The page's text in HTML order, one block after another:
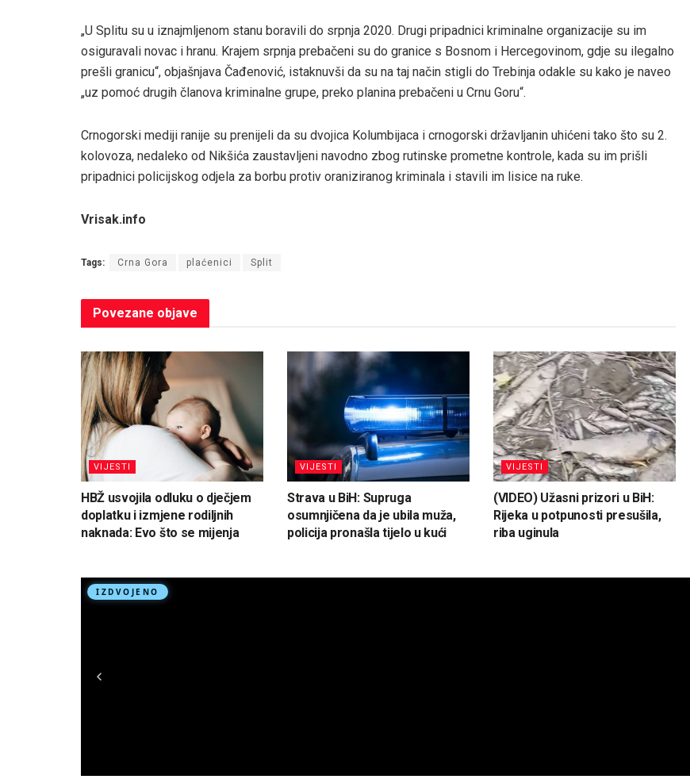
„U Splitu su u iznajmljenom stanu boravili do srpnja 2020. Drugi pripadnici kriminalne organizacije su im
osiguravali novac i hranu. Krajem srpnja prebačeni su do granice s Bosnom i Hercegovinom, gdje su ilegalno
prešli granicu“, objašnjava Čađenović, istaknuvši da su na taj način stigli do Trebinja odakle su kako je naveo
„uz pomoć drugih članova kriminalne grupe, preko planina prebačeni u Crnu Goru“.
Crnogorski mediji ranije su prenijeli da su dvojica Kolumbijaca i crnogorski državljanin uhićeni tako što su 2.
kolovoza, nedaleko od Nikšića zaustavljeni navodno zbog rutinske prometne kontrole, kada su im prišli
pripadnici policijskog odjela za borbu protiv oraniziranog kriminala i stavili im lisice na ruke.
Vrisak.info
Tags: Crna Gora plaćenici Split
Povezane objave
VIJESTI
HBŽ usvojila odluku o dječjem
doplatku i izmjene rodiljnih
naknada: Evo što se mijenja
VIJESTI
Strava u BiH: Supruga
osumnjičena da je ubila muža,
policija pronašla tijelo u kući
VIJESTI
(VIDEO) Užasni prizori u BiH:
Rijeka u potpunosti presušila,
riba uginula